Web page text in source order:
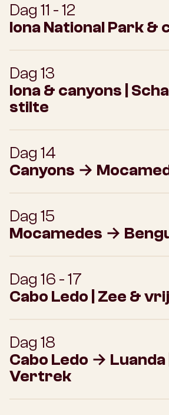
Dag 11 - 12
Iona National Park &
Dag 13
Iona & canyons |
stilte
Dag 14
Canyons →
Dag 15
Mocamedes →
Dag 16 - 17
Cabo Ledo | Zee &
Dag 18
Cabo Ledo → Luanda |
Vertrek